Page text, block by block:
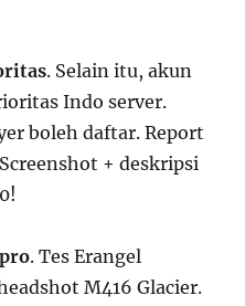
. Selain itu, akun
Indo server.
boleh daftar. Report
+ deskripsi
. Tes Erangel
M416 Glacier.